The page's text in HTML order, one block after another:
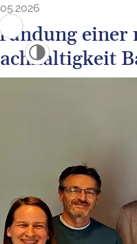
einer